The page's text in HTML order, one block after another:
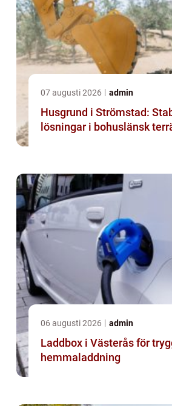
07 augusti 2026 admin
Husgrund i Strömstad:
lösningar i bohuslänsk
06 augusti 2026 admin
Laddbox i Västerås för
hemmaladdning